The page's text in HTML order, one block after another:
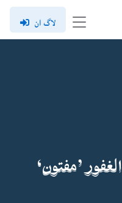
لاگ ان
’مفتون‘